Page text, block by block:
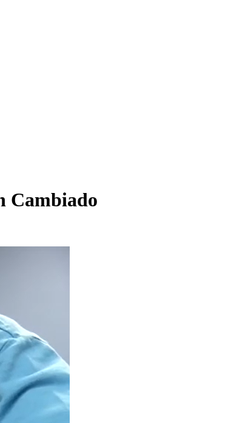
Cambiado